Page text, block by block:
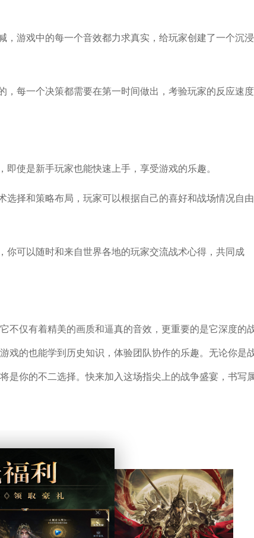
，游戏中的每一个音效都力求真实，给玩家创建了一个沉浸
，每一个决策都需要在第一时间做出，考验玩家的反应速度
使是新手玩家也能快速上手，享受游戏的乐趣。
选择和策略布局，玩家可以根据自己的喜好和战场情况自由
你可以随时和来自世界各地的玩家交流战术心得，共同成
不仅有着精美的画质和逼真的音效，更重要的是它深度的
戏的也能学到历史知识，体验团队协作的乐趣。无论你是
是你的不二选择。快来加入这场指尖上的战争盛宴，书写